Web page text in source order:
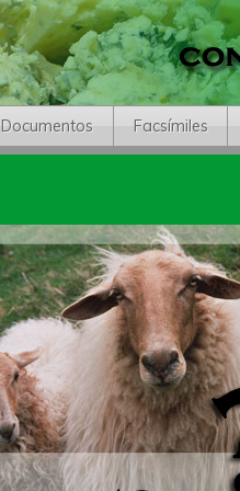
Documentos Facsímiles